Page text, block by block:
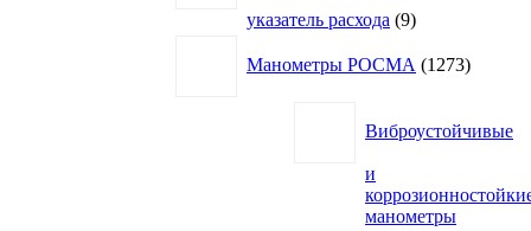
указатель расхода 99
Манометры РОСМА
1273товара
Виброустойчивые
и
манометры